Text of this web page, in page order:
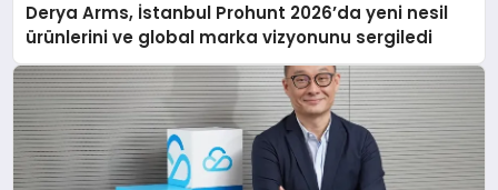
Derya Arms, İstanbul Prohunt 2026’da yeni nesil
ürünlerini ve global marka vizyonunu sergiledi